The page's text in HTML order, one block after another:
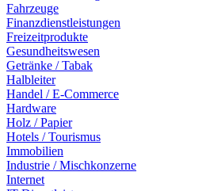
Fahrzeuge
Finanzdienstleistungen
Freizeitprodukte
Gesundheitswesen
Getränke / Tabak
Halbleiter
Handel / E-Commerce
Hardware
Holz / Papier
Hotels / Tourismus
Immobilien
Industrie / Mischkonzerne
Internet